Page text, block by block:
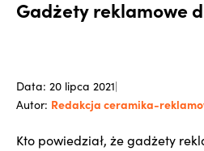
Gadżety reklamowe
Data: 20 lipca 2021|
Autor: Redakcja ceramika-
Kto powiedział, że gadżety